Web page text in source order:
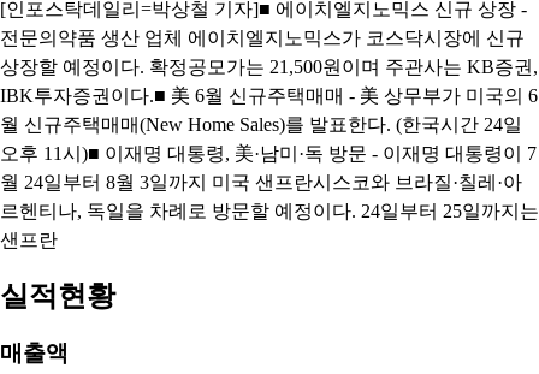
[합병] 이엠텍 [상호변경] 한컴, 콜마바이오텍 [결산실적공시 예
정] LX세미콘, 제일기획, 두산퓨얼셀, 삼성에피스홀딩스, 두...
[0724주요일정] 전문의약품 생산 업체 에이치엘지노
믹스 신규 상장 예정 등
2026.07.24 06:00:00
[인포스탁데일리=박상철 기자]■ 에이치엘지노믹스 신규 상장 -
전문의약품 생산 업체 에이치엘지노믹스가 코스닥시장에 신규